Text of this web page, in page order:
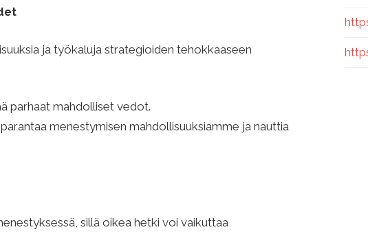
ja työkaluja strategioiden tehokkaaseen
parhaat mahdolliset vedot.
menestymisen mahdollisuuksiamme ja nauttia
sillä oikea hetki voi vaikuttaa